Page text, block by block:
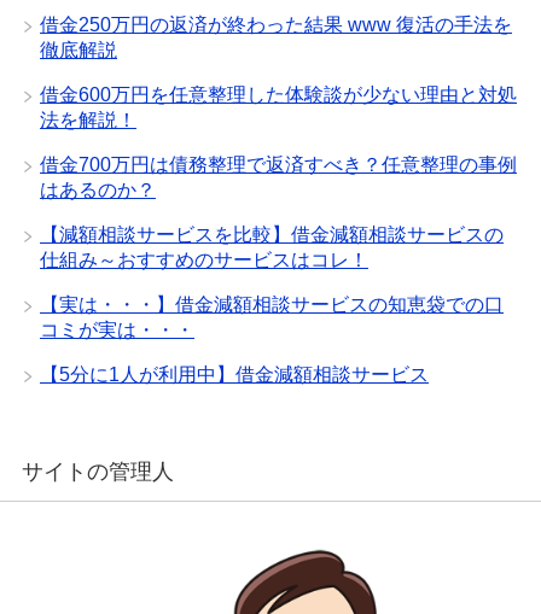
借金250万円の返済が終わった結果 www 復活の手法を
徹底解説
借金600万円を任意整理した体験談が少ない理由と対処
法を解説！
借金700万円は債務整理で返済すべき？任意整理の事例
はあるのか？
【減額相談サービスを比較】借金減額相談サービスの
仕組み～おすすめのサービスはコレ！
【実は・・・】借金減額相談サービスの知恵袋での口
コミが実は・・・
【5分に1人が利用中】借金減額相談サービス
サイトの管理人